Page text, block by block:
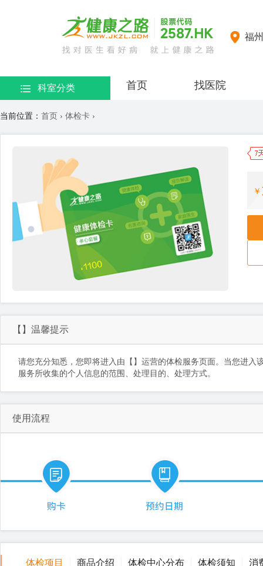
福州
科室分类 首页 找医院
当前位置： 首页 › 体检卡 ›
￥
【】温馨提示
请您充分知悉，您即将进入由【】运营的体检服务页面。当您进入
服务所收集的个人信息的范围、处理目的、处理方式。
使用流程
体检项目 商品介绍 体检中心分布 体检须知 消